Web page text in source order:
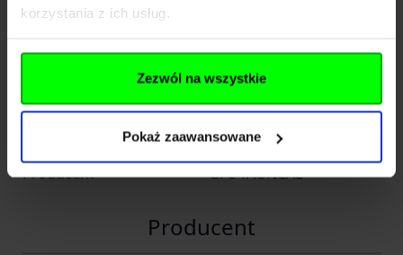
korzystania z ich usług.
Zezwól na wszystkie
Pokaż zaawansowane
Kod SKU
GF.GFT-18-018410
5902543048684
Producent
GFC TACTICAL
Producent